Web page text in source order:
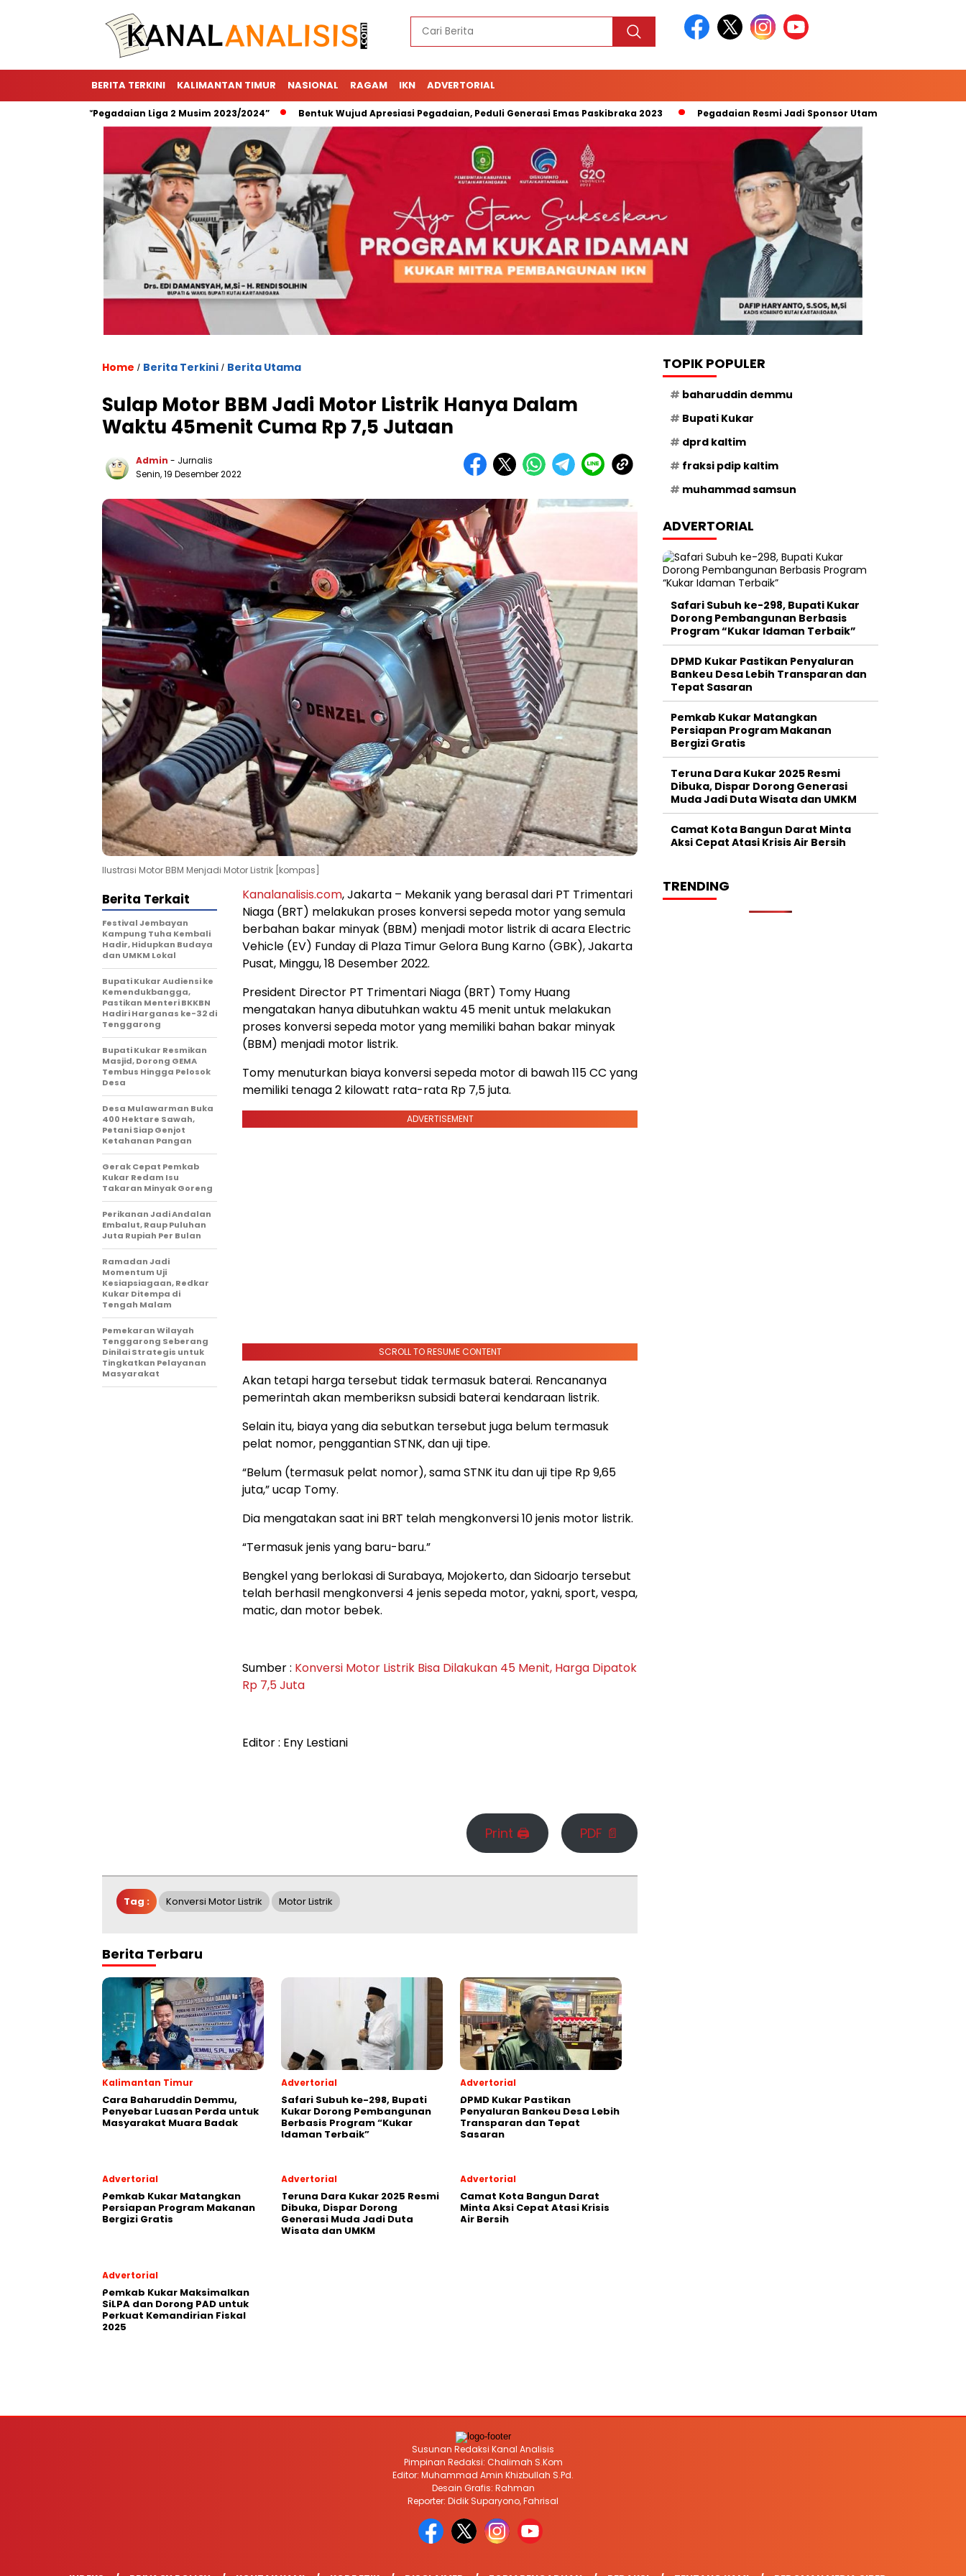
BERITA TERKINI KALIMANTAN TIMUR NASIONAL RAGAM IKN ADVERTORIAL
Utama “Pegadaian Liga 2 Musim 2023/2024” Bentuk Wujud Apresiasi Pegadaian, Peduli Generasi Emas Paskibraka 2023 Pegadaian Resmi Jadi Sponsor Utama “Pegadaian Liga 2
Home / Berita Terkini / Berita Utama
Sulap Motor BBM Jadi Motor Listrik Hanya Dalam
Waktu 45menit Cuma Rp 7,5 Jutaan
Admin - Jurnalis
Senin, 19 Desember 2022
Ilustrasi Motor BBM Menjadi Motor Listrik [kompas]
Kanalanalisis.com, Jakarta – Mekanik yang berasal dari PT Trimentari
Niaga (BRT) melakukan proses konversi sepeda motor yang semula
berbahan bakar minyak (BBM) menjadi motor listrik di acara Electric
Vehicle (EV) Funday di Plaza Timur Gelora Bung Karno (GBK), Jakarta
Pusat, Minggu, 18 Desember 2022.
President Director PT Trimentari Niaga (BRT) Tomy Huang
mengatakan hanya dibutuhkan waktu 45 menit untuk melakukan
proses konversi sepeda motor yang memiliki bahan bakar minyak
(BBM) menjadi motor listrik.
Tomy menuturkan biaya konversi sepeda motor di bawah 115 CC yang
memiliki tenaga 2 kilowatt rata-rata Rp 7,5 juta.
ADVERTISEMENT
SCROLL TO RESUME CONTENT
Akan tetapi harga tersebut tidak termasuk baterai. Rencananya
pemerintah akan memberiksn subsidi baterai kendaraan listrik.
Selain itu, biaya yang dia sebutkan tersebut juga belum termasuk
pelat nomor, penggantian STNK, dan uji tipe.
“Belum (termasuk pelat nomor), sama STNK itu dan uji tipe Rp 9,65
juta,” ucap Tomy.
Dia mengatakan saat ini BRT telah mengkonversi 10 jenis motor listrik.
“Termasuk jenis yang baru-baru.”
Bengkel yang berlokasi di Surabaya, Mojokerto, dan Sidoarjo tersebut
telah berhasil mengkonversi 4 jenis sepeda motor, yakni, sport, vespa,
matic, dan motor bebek.
Sumber : Konversi Motor Listrik Bisa Dilakukan 45 Menit, Harga Dipatok
Rp 7,5 Juta
Editor : Eny Lestiani
Print 🖨 PDF 📄
Berita Terkait
Festival Jembayan
Kampung Tuha Kembali
Hadir, Hidupkan Budaya
dan UMKM Lokal
Bupati Kukar Audiensi ke
Kemendukbangga,
Pastikan Menteri BKKBN
Hadiri Harganas ke-32 di
Tenggarong
Bupati Kukar Resmikan
Masjid, Dorong GEMA
Tembus Hingga Pelosok
Desa
Desa Mulawarman Buka
400 Hektare Sawah,
Petani Siap Genjot
Ketahanan Pangan
Gerak Cepat Pemkab
Kukar Redam Isu
Takaran Minyak Goreng
Perikanan Jadi Andalan
Embalut, Raup Puluhan
Juta Rupiah Per Bulan
Ramadan Jadi
Momentum Uji
Kesiapsiagaan, Redkar
Kukar Ditempa di
Tengah Malam
Pemekaran Wilayah
Tenggarong Seberang
Dinilai Strategis untuk
Tingkatkan Pelayanan
Masyarakat
Tag : Konversi Motor Listrik Motor Listrik
Berita Terbaru
Kalimantan Timur
Cara Baharuddin Demmu,
Penyebar Luasan Perda untuk
Masyarakat Muara Badak
Advertorial
Safari Subuh ke-298, Bupati
Kukar Dorong Pembangunan
Berbasis Program “Kukar
Idaman Terbaik”
Advertorial
DPMD Kukar Pastikan
Penyaluran Bankeu Desa Lebih
Transparan dan Tepat
Sasaran
Advertorial
Pemkab Kukar Matangkan
Persiapan Program Makanan
Bergizi Gratis
Advertorial
Teruna Dara Kukar 2025 Resmi
Dibuka, Dispar Dorong
Generasi Muda Jadi Duta
Wisata dan UMKM
Advertorial
Camat Kota Bangun Darat
Minta Aksi Cepat Atasi Krisis
Air Bersih
Advertorial
Pemkab Kukar Maksimalkan
SiLPA dan Dorong PAD untuk
Perkuat Kemandirian Fiskal
2025
TOPIK POPULER
baharuddin demmu
Bupati Kukar
dprd kaltim
fraksi pdip kaltim
muhammad samsun
ADVERTORIAL
Safari Subuh ke-298, Bupati Kukar
Dorong Pembangunan Berbasis
Program “Kukar Idaman Terbaik”
DPMD Kukar Pastikan Penyaluran
Bankeu Desa Lebih Transparan dan
Tepat Sasaran
Pemkab Kukar Matangkan
Persiapan Program Makanan
Bergizi Gratis
Teruna Dara Kukar 2025 Resmi
Dibuka, Dispar Dorong Generasi
Muda Jadi Duta Wisata dan UMKM
Camat Kota Bangun Darat Minta
Aksi Cepat Atasi Krisis Air Bersih
TRENDING
Susunan Redaksi Kanal Analisis
Pimpinan Redaksi: Chalimah S.Kom
Editor: Muhammad Amin Khizbullah S.Pd.
Desain Grafis: Rahman
Reporter: Didik Suparyono, Fahrisal